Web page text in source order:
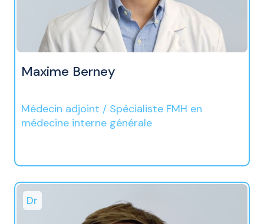
Maxime Berney
Médecin adjoint / Spécialiste FMH en
médecine interne générale
Dr